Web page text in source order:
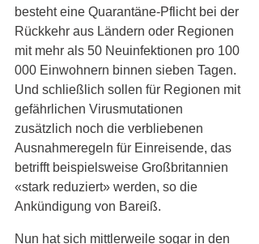
besteht eine Quarantäne-Pflicht bei der
Rückkehr aus Ländern oder Regionen
mit mehr als 50 Neuinfektionen pro 100
000 Einwohnern binnen sieben Tagen.
Und schließlich sollen für Regionen mit
gefährlichen Virusmutationen
zusätzlich noch die verbliebenen
Ausnahmeregeln für Einreisende, das
betrifft beispielsweise Großbritannien
«stark reduziert» werden, so die
Ankündigung von Bareiß.
Nun hat sich mittlerweile sogar in den